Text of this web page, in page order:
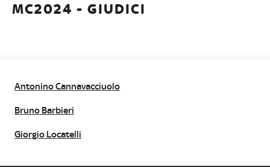
NOW
MC2024 - GIUDICI
Antonino Cannavacciuolo
Bruno Barbieri
Giorgio Locatelli